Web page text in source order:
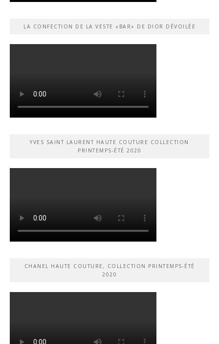
LA CONFECTION DE LA VESTE «BAR» DE DIOR DÉVOILÉE
YVES SAINT LAURENT HAUTE COUTURE COLLECTION
PRINTEMPS-ÉTÉ 2020
CHANEL HAUTE COUTURE, COLLECTION PRINTEMPS-ÉTÉ
2020